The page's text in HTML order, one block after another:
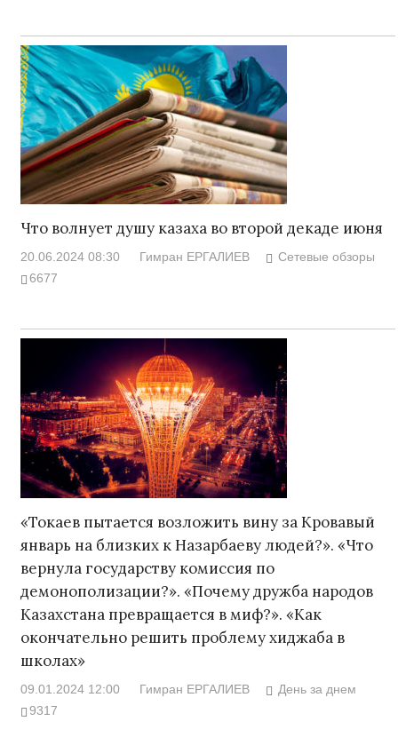
Что волнует душу казаха во второй декаде июня
20.06.2024 08:30 Гимран ЕРГАЛИЕВ
Сетевые обзоры
6677
«Токаев пытается возложить вину за Кровавый
январь на близких к Назарбаеву людей?». «Что
вернула государству комиссия по
демонополизации?». «Почему дружба народов
Казахстана превращается в миф?». «Как
окончательно решить проблему хиджаба в
школах»
09.01.2024 12:00 Гимран ЕРГАЛИЕВ
День за днем
9317